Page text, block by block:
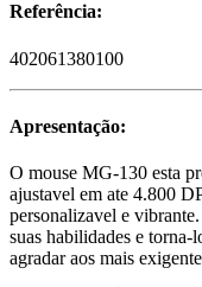
Referência:
402061380100
Apresentação:
O mouse MG-130 esta
ajustavel em ate 4.800
personalizavel e
suas habilidades e torna-
agradar aos mais